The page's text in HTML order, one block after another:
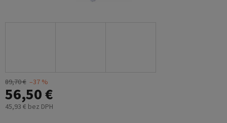
89,70 € –37 %
56,50 €
45,93 € bez DPH